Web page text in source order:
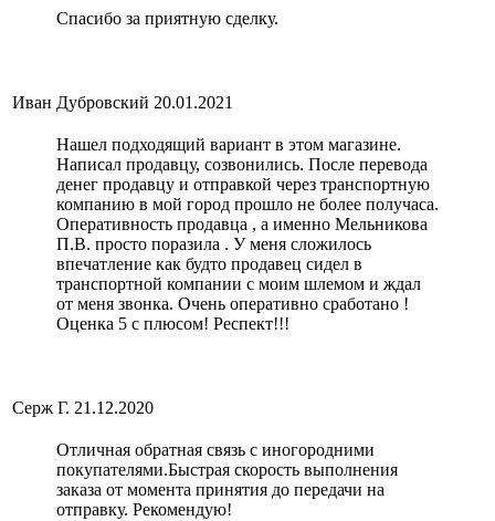
Спасибо за приятную сделку.
Иван Дубровский 20.01.2021
Нашел подходящий вариант в этом магазине.
Написал продавцу, созвонились. После перевода
денег продавцу и отправкой через транспортную
компанию в мой город прошло не более получаса.
Оперативность продавца , а именно Мельникова
П.В. просто поразила . У меня сложилось
впечатление как будто продавец сидел в
транспортной компании с моим шлемом и ждал
от меня звонка. Очень оперативно сработано !
Оценка 5 с плюсом! Респект!!!
Серж Г. 21.12.2020
Отличная обратная связь с иногородними
покупателями.Быстрая скорость выполнения
заказа от момента принятия до передачи на
отправку. Рекомендую!